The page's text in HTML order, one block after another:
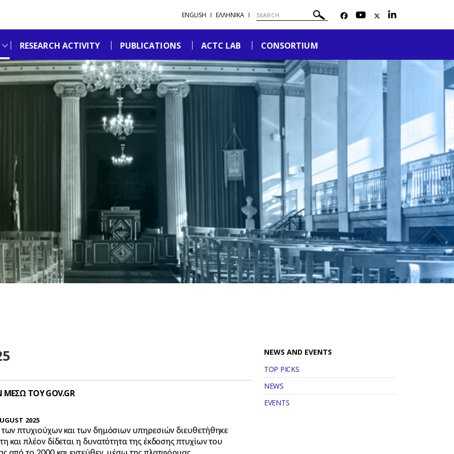
ENGLISH ΕΛΛΗΝΙΚΑ
RESEARCH ACTIVITY PUBLICATIONS ACTC LAB CONSORTIUM
ΤΟΥ GOV.GR
2025
πτυχιούχων και των δημόσιων υπηρεσιών διευθετήθηκε
και πλέον δίδεται η δυνατότητα της έκδοσης πτυχίων του
NEWS AND EVENTS
TOP PICKS
NEWS
EVENTS